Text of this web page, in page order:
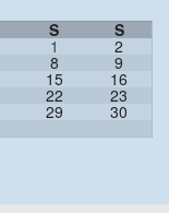
S S
1 2
8 9
15 16
22 23
29 30